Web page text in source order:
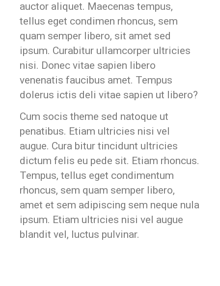
auctor aliquet. Maecenas tempus,
tellus eget condimen rhoncus, sem
quam semper libero, sit amet sed
ipsum. Curabitur ullamcorper ultricies
nisi. Donec vitae sapien libero
venenatis faucibus amet. Tempus
dolerus ictis deli vitae sapien ut libero?
Cum socis theme sed natoque ut
penatibus. Etiam ultricies nisi vel
augue. Cura bitur tincidunt ultricies
dictum felis eu pede sit. Etiam rhoncus.
Tempus, tellus eget condimentum
rhoncus, sem quam semper libero,
amet et sem adipiscing sem neque nula
ipsum. Etiam ultricies nisi vel augue
blandit vel, luctus pulvinar.